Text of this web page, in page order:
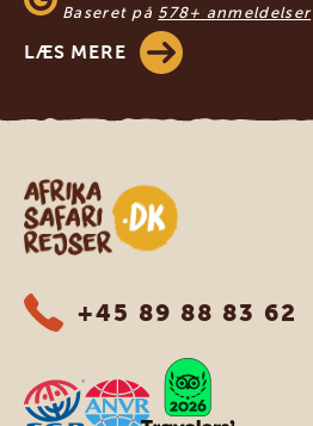
Baseret på 578+ anmeldelser
LÆS MERE
Safari-rejser i Afrika
+45 89 88 83 62